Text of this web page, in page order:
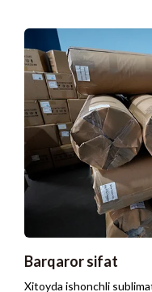
Barqaror sifat
Xitoyda ishonchli